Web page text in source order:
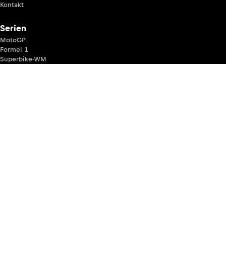
Kontakt
Serien
MotoGP
Formel 1
Superbike-WM